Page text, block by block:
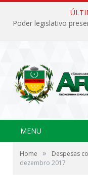
MENU
Home » Despesas
dezembro 2017